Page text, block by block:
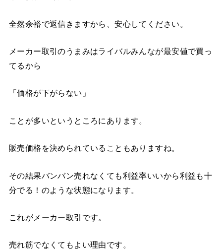
全然余裕で返信きますから、安心してください。
メーカー取引のうまみはライバルみんなが最安値で買っ
てるから
「価格が下がらない」
ことが多いというところにあります。
販売価格を決められていることもありますね。
その結果バンバン売れなくても利益率いいから利益も十
分でる！のような状態になります。
これがメーカー取引です。
売れ筋でなくてもよい理由です。